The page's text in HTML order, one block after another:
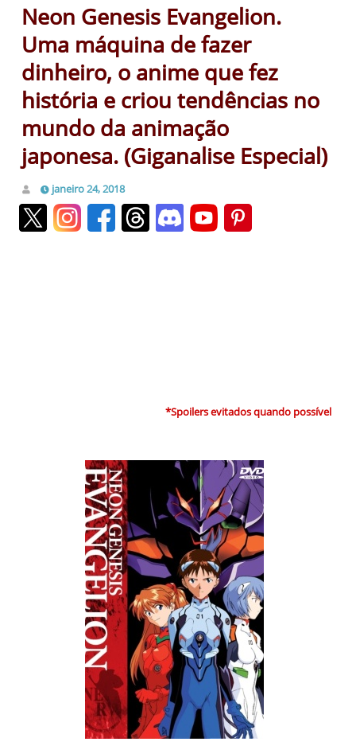
Neon Genesis Evangelion.
Uma máquina de fazer
dinheiro, o anime que fez
história e criou tendências no
mundo da animação
japonesa. (Giganalise Especial)
janeiro 24, 2018
*Spoilers evitados quando possível